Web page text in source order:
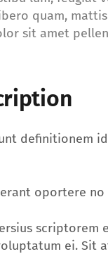
quam,
sit amet
definitionem
oportere
scriptorem
ei. Sit